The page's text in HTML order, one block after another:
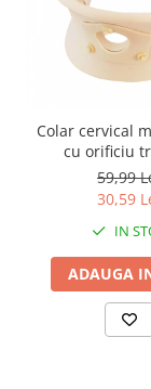
Colar cervical
cu orificiu
circumferinta
59,99
30,59
IN
ADAUGA